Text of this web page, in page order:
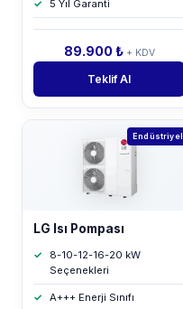
5 Yıl Garanti
89.900 ₺ + KDV
Teklif Al
Endüstriyel
LG Isı Pompası
8-10-12-16-20 kW
Seçenekleri
A+++ Enerji Sınıfı